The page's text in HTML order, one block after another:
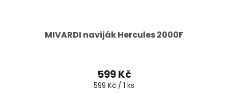
MIVARDI naviják Hercules 2000F
599 Kč
Měrná
599 Kč / 1 ks